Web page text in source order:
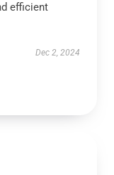
efficient
Dec 2, 2024